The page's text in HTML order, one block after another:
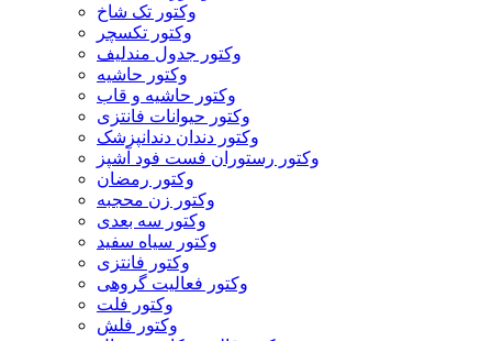
وکتور تک شاخ
وکتور تکسچر
وکتور جدول مندلیف
وکتور حاشیه
وکتور حاشیه و قاب
وکتور حیوانات فانتزی
وکتور دندان دندانپزشک
وکتور رستوران فست فود آشپز
وکتور رمضان
وکتور زن محجبه
وکتور سه بعدی
وکتور سیاه سفید
وکتور فانتزی
وکتور فعالیت گروهی
وکتور فلت
وکتور فلش